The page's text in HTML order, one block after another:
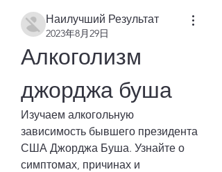
Наилучший Результат
2023年8月29日
Алкоголизм
джорджа буша
Изучаем алкогольную
зависимость бывшего президента
США Джорджа Буша. Узнайте о
симптомах, причинах и